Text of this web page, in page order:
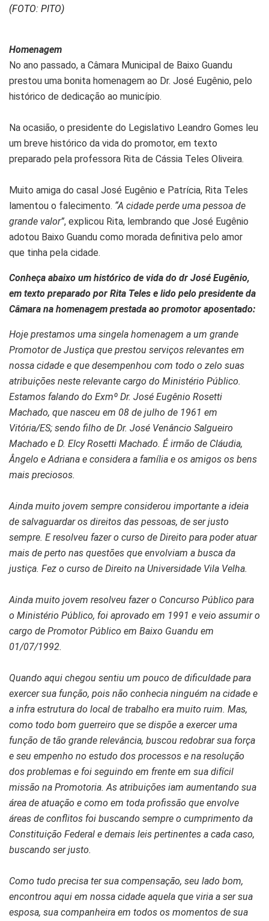
(FOTO: PITO)
Homenagem
No ano passado, a Câmara Municipal de Baixo Guandu
prestou uma bonita homenagem ao Dr. José Eugênio, pelo
histórico de dedicação ao município.
Na ocasião, o presidente do Legislativo Leandro Gomes leu
um breve histórico da vida do promotor, em texto
preparado pela professora Rita de Cássia Teles Oliveira.
Muito amiga do casal José Eugênio e Patrícia, Rita Teles
lamentou o falecimento. “A cidade perde uma pessoa de
grande valor”, explicou Rita, lembrando que José Eugênio
adotou Baixo Guandu como morada definitiva pelo amor
que tinha pela cidade.
Conheça abaixo um histórico de vida do dr José Eugênio,
em texto preparado por Rita Teles e lido pelo presidente da
Câmara na homenagem prestada ao promotor aposentado:
Hoje prestamos uma singela homenagem a um grande
Promotor de Justiça que prestou serviços relevantes em
nossa cidade e que desempenhou com todo o zelo suas
atribuições neste relevante cargo do Ministério Público.
Estamos falando do Exmº Dr. José Eugênio Rosetti
Machado, que nasceu em 08 de julho de 1961 em
Vitória/ES; sendo filho de Dr. José Venâncio Salgueiro
Machado e D. Elcy Rosetti Machado. É irmão de Cláudia,
Ângelo e Adriana e considera a família e os amigos os bens
mais preciosos.
Ainda muito jovem sempre considerou importante a ideia
de salvaguardar os direitos das pessoas, de ser justo
sempre. E resolveu fazer o curso de Direito para poder atuar
mais de perto nas questões que envolviam a busca da
justiça. Fez o curso de Direito na Universidade Vila Velha.
Ainda muito jovem resolveu fazer o Concurso Público para
o Ministério Público, foi aprovado em 1991 e veio assumir o
cargo de Promotor Público em Baixo Guandu em
01/07/1992.
Quando aqui chegou sentiu um pouco de dificuldade para
exercer sua função, pois não conhecia ninguém na cidade e
a infra estrutura do local de trabalho era muito ruim. Mas,
como todo bom guerreiro que se dispõe a exercer uma
função de tão grande relevância, buscou redobrar sua força
e seu empenho no estudo dos processos e na resolução
dos problemas e foi seguindo em frente em sua difícil
missão na Promotoria. As atribuições iam aumentando sua
área de atuação e como em toda profissão que envolve
áreas de conflitos foi buscando sempre o cumprimento da
Constituição Federal e demais leis pertinentes a cada caso,
buscando ser justo.
Como tudo precisa ter sua compensação, seu lado bom,
encontrou aqui em nossa cidade aquela que viria a ser sua
esposa, sua companheira em todos os momentos de sua